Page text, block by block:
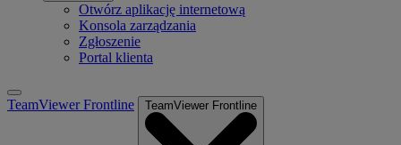
Otwórz aplikację internetową
Konsola zarządzania
Zgłoszenie
Portal klienta
TeamViewer Frontline TeamViewer Frontline